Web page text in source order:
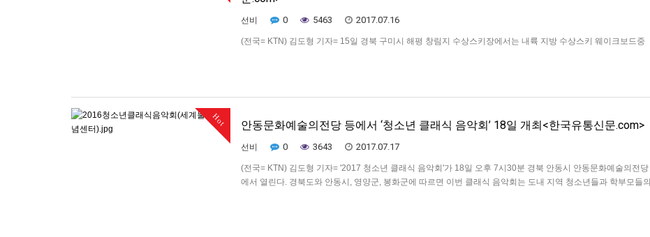
선비 0 5463 2017.07.16
(전국= KTN) 김도형 기자= 15일 경북 구미시 해평 창림지 수상스키장에서는 내륙 지방 수상스키 웨이크보드중
Hot 안동문화예술의전당 등에서 ‘청소년 클래식 음악회’ 18일 개최<한국유통신문.com>
선비 0 3643 2017.07.17
(전국= KTN) 김도형 기자= '2017 청소년 클래식 음악회'가 18일 오후 7시30분 경북 안동시 안동문화예술의전당
에서 열린다. 경북도와 안동시, 영양군, 봉화군에 따르면 이번 클래식 음악회는 도내 지역 청소년들과 학부모들의